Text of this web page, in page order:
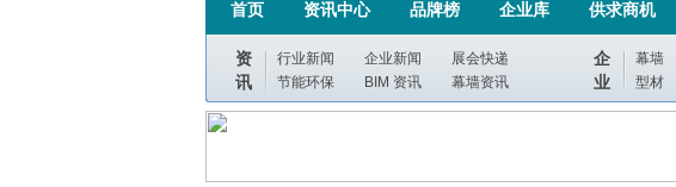
首页 资讯中心 品牌榜 企业库 供求商机
资
讯
行业新闻 企业新闻
展会快递
节能环保
BIM 资讯 幕墙资讯
企
业
幕墙
型材